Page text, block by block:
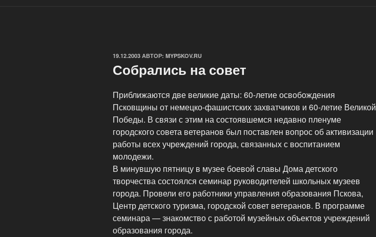
ОПУБЛИКОВАНО
19.12.2003 АВТОР: MYPSKOV.RU
Собрались на совет
Приближаются две великие даты: 60-летие освобождения
Псковщины от немецко-фашистских захватчиков и 60-летие Великой
Победы. В связи с этим на состоявшемся недавно пленуме
городского совета ветеранов был поставлен вопрос об активизации
работы всех учреждений города, связанных с воспитанием
молодежи.
В минувшую пятницу в музее боевой славы Дома детского
творчества состоялся семинар руководителей школьных музеев
города. Провели его работники управления образования Пскова,
Центр детского туризма, городской совет ветеранов. В программе
семинара — знакомство с работой музейных объектов учреждений
образования города.